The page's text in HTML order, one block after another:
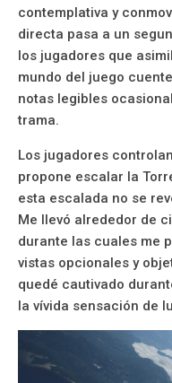
contemplativa y
directa pasa a un
los jugadores que
mundo del juego
notas legibles
trama.
Los jugadores
propone escalar la
esta escalada no se
Me llevó alrededor de
durante las cuales me
vistas opcionales y
quedé cautivado
la vívida sensación de